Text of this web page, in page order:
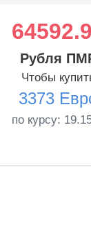
Рубля
Чтобы
3373
по курсу: